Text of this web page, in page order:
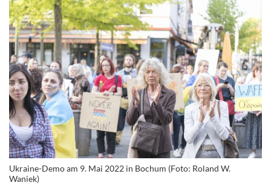
Ukraine-Demo am 9. Mai 2022 in Bochum (Foto: Roland W.
Waniek)